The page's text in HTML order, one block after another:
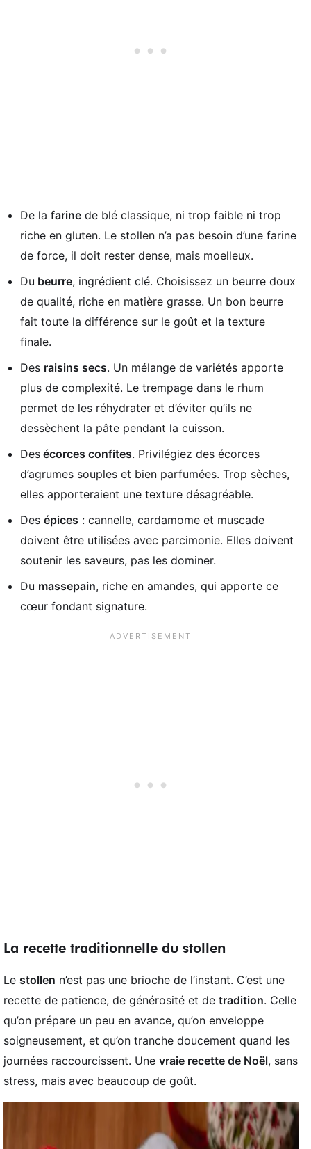
De la farine de blé classique, ni trop faible ni trop
riche en gluten. Le stollen n’a pas besoin d’une farine
de force, il doit rester dense, mais moelleux.
Du beurre, ingrédient clé. Choisissez un beurre doux
de qualité, riche en matière grasse. Un bon beurre
fait toute la différence sur le goût et la texture
finale.
Des raisins secs. Un mélange de variétés apporte
plus de complexité. Le trempage dans le rhum
permet de les réhydrater et d’éviter qu’ils ne
dessèchent la pâte pendant la cuisson.
Des écorces confites. Privilégiez des écorces
d’agrumes souples et bien parfumées. Trop sèches,
elles apporteraient une texture désagréable.
Des épices : cannelle, cardamome et muscade
doivent être utilisées avec parcimonie. Elles doivent
soutenir les saveurs, pas les dominer.
Du massepain, riche en amandes, qui apporte ce
cœur fondant signature.
La recette traditionnelle du stollen
Le stollen n’est pas une brioche de l’instant. C’est une
recette de patience, de générosité et de tradition. Celle
qu’on prépare un peu en avance, qu’on enveloppe
soigneusement, et qu’on tranche doucement quand les
journées raccourcissent. Une vraie recette de Noël, sans
stress, mais avec beaucoup de goût.